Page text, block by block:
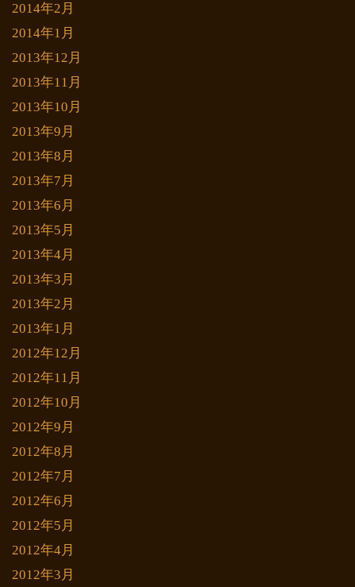
2014年2月
2014年1月
2013年12月
2013年11月
2013年10月
2013年9月
2013年8月
2013年7月
2013年6月
2013年5月
2013年4月
2013年3月
2013年2月
2013年1月
2012年12月
2012年11月
2012年10月
2012年9月
2012年8月
2012年7月
2012年6月
2012年5月
2012年4月
2012年3月